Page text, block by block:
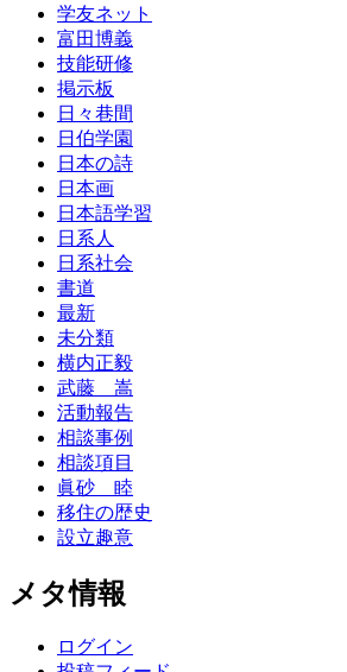
学友ネット
富田博義
技能研修
掲示板
日々巷間
日伯学園
日本の詩
日本画
日本語学習
日系人
日系社会
書道
最新
未分類
横内正毅
武藤 嵩
活動報告
相談事例
相談項目
眞砂 睦
移住の歴史
設立趣意
メタ情報
ログイン